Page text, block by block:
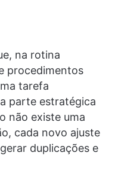
na rotina
procedimentos
tarefa
parte estratégica
não existe uma
cada novo ajuste
duplicações e